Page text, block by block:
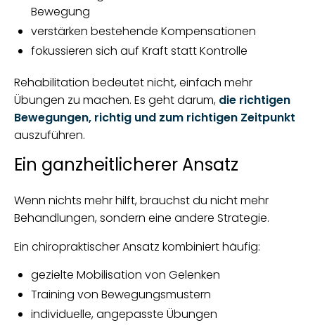
Bewegung
verstärken bestehende Kompensationen
fokussieren sich auf Kraft statt Kontrolle
Rehabilitation bedeutet nicht, einfach mehr
Übungen zu machen. Es geht darum, die richtigen
Bewegungen, richtig und zum richtigen Zeitpunkt
auszuführen.
Ein ganzheitlicherer Ansatz
Wenn nichts mehr hilft, brauchst du nicht mehr
Behandlungen, sondern eine andere Strategie.
Ein chiropraktischer Ansatz kombiniert häufig:
gezielte Mobilisation von Gelenken
Training von Bewegungsmustern
individuelle, angepasste Übungen